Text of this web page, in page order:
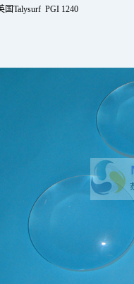
Talysurf PGI 1240